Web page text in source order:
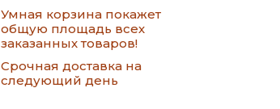
Умная корзина покажет
общую площадь всех
заказанных товаров!
Срочная доставка на
следующий день